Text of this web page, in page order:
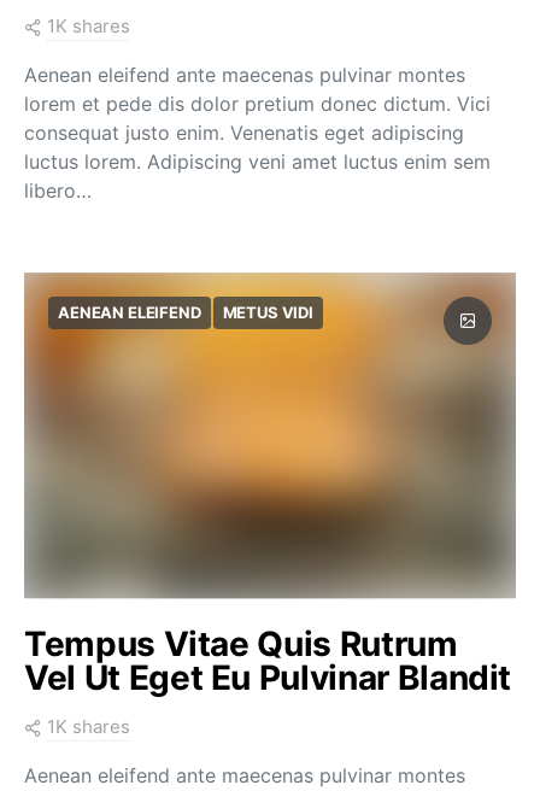
1K shares
Aenean eleifend ante maecenas pulvinar montes
lorem et pede dis dolor pretium donec dictum. Vici
consequat justo enim. Venenatis eget adipiscing
luctus lorem. Adipiscing veni amet luctus enim sem
libero…
AENEAN ELEIFEND METUS VIDI
Tempus Vitae Quis Rutrum
Vel Ut Eget Eu Pulvinar Blandit
1K shares
Aenean eleifend ante maecenas pulvinar montes